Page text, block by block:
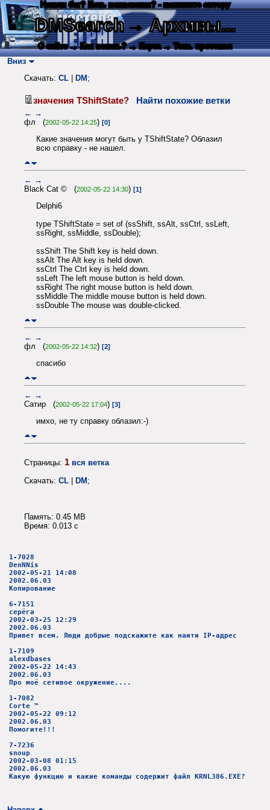
Нашли баг? Есть пожелания? - напишите автору
DMSearch→ Архивы...
О сайте → Как искать? → Карта → Текс. протокол
Вниз
Скачать: CL DM ;
значения TShiftState? Найти похожие ветки
← →
фл (2002-05-22 14:25) [0]
Какие значения могут быть у TShiftState? Облазил
всю справку - не нашел.
← →
Black Cat © (2002-05-22 14:30) [1]
Delphi6
type TShiftState = set of (ssShift, ssAlt, ssCtrl, ssLeft,
ssRight, ssMiddle, ssDouble);
ssShift The Shift key is held down.
ssAlt The Alt key is held down.
ssCtrl The Ctrl key is held down.
ssLeft The left mouse button is held down.
ssRight The right mouse button is held down.
ssMiddle The middle mouse button is held down.
ssDouble The mouse was double-clicked.
← →
фл (2002-05-22 14:32) [2]
спасибо
← →
Сатир (2002-05-22 17:04) [3]
имхо, не ту справку облазил:-)
Страницы: 1 вся ветка
Скачать: CL | DM;
Память: 0.45 MB
Время: 0.013 c
1-7028
DenNNis
2002-05-21 14:08
2002.06.03
Копирование
6-7151
серёга
2002-03-25 12:29
2002.06.03
Привет всем. Люди добрые подскажите как наити IP-адрес
1-7109
alexdbases
2002-05-22 14:43
2002.06.03
Про моё сетивое окружение....
1-7082
Corte ™
2002-05-22 09:12
2002.06.03
Помогите!!!
7-7236
snoup
2002-03-08 01:15
2002.06.03
Какую функцию и какие команды содержит файл KRNL386.EXE?